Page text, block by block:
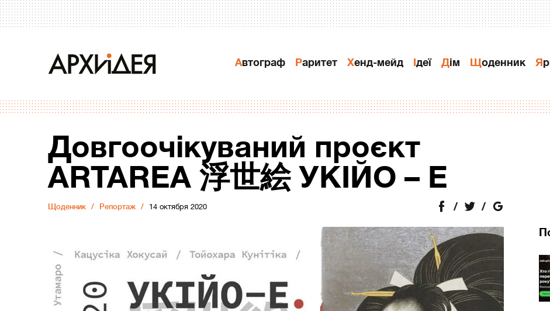
Автограф Раритет Хенд-мейд Ідеї Дiм Щоденник
Довгоочікуваний проєкт
ARTAREA 浮世絵 УКІЙО – Е
Щоденник Репортаж 14 октября 2020